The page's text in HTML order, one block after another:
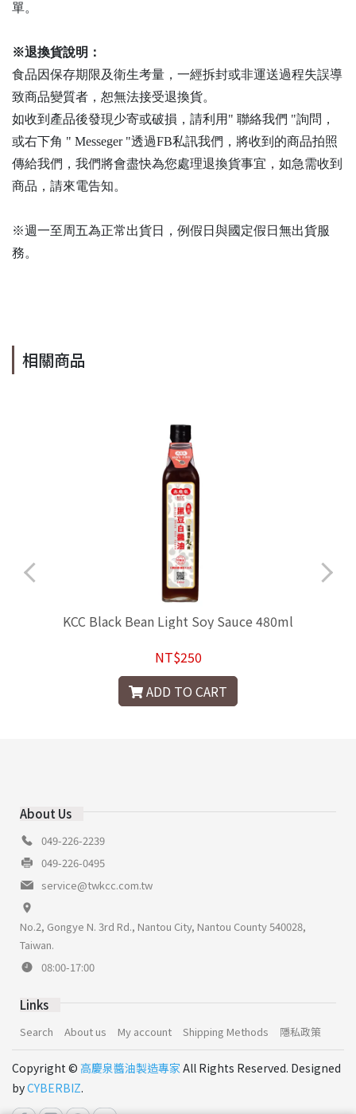
單。
※退換貨說明：
食品因保存期限及衛生考量，一經拆封或非運送過程失誤導
致商品變質者，恕無法接受退換貨。
如收到產品後發現少寄或破損，請利用" 聯絡我們 "詢問，
或右下角 " Messeger "透過FB私訊我們，將收到的商品拍照
傳給我們，我們將會盡快為您處理退換貨事宜，如急需收到
商品，請來電告知。
※週一至周五為正常出貨日，例假日與國定假日無出貨服
務。
相關商品
KCC Black Bean Light Soy Sauce 480ml
NT$250
ADD TO CART
About Us
049-226-2239
049-226-0495
service@twkcc.com.tw
No.2, Gongye N. 3rd Rd., Nantou City, Nantou County 540028,
Taiwan.
08:00-17:00
Links
Search About us My account Shipping Methods 隱私政策
Copyright © 高慶泉醬油製造專家All Rights Reserved. Designed
byCYBERBIZ.